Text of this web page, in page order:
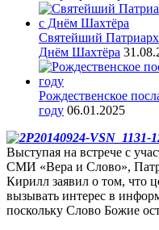
Святейший Патриарх
Днём Шахтёра
Рождественское
году 06.01.2025
Выступая на встрече с
СМИ «Вера и Слово»,
Кирилл заявил о том, что
вызывать интерес в
поскольку Слово Божие